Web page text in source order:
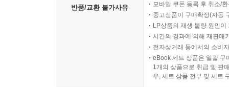
반품/교환 불가사유
모바일 쿠폰 등록 후 취소/
중고상품이 구매확정(자동
LP상품의 재생 불량 원인
시간의 경과에 의해 재판매
전자상거래 등에서의 소비
eBook 세트 상품은 일괄 구
1개의 상품으로 취급 및 판
우, 세트 상품 전부 및 세트